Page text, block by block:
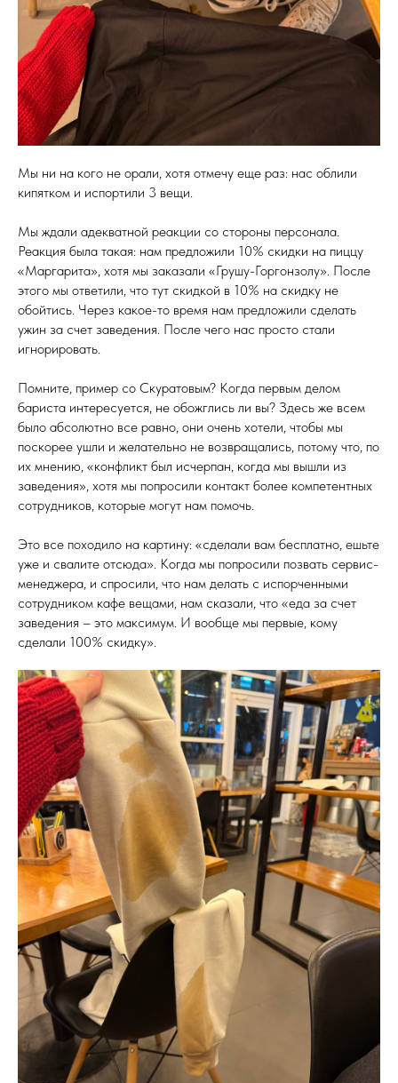
Мы ни на кого не орали, хотя отмечу еще раз: нас облили
кипятком и испортили 3 вещи.
Мы ждали адекватной реакции со стороны персонала.
Реакция была такая: нам предложили 10% скидки на пиццу
«Маргарита», хотя мы заказали «Грушу-Горгонзолу». После
этого мы ответили, что тут скидкой в 10% на скидку не
обойтись. Через какое-то время нам предложили сделать
ужин за счет заведения. После чего нас просто стали
игнорировать.
Помните, пример со Скуратовым? Когда первым делом
бариста интересуется, не обожглись ли вы? Здесь же всем
было абсолютно все равно, они очень хотели, чтобы мы
поскорее ушли и желательно не возвращались, потому что, по
их мнению, «конфликт был исчерпан, когда мы вышли из
заведения», хотя мы попросили контакт более компетентных
сотрудников, которые могут нам помочь.
Это все походило на картину: «сделали вам бесплатно, ешьте
уже и свалите отсюда». Когда мы попросили позвать сервис-
менеджера, и спросили, что нам делать с испорченными
сотрудником кафе вещами, нам сказали, что «еда за счет
заведения – это максимум. И вообще мы первые, кому
сделали 100% скидку».